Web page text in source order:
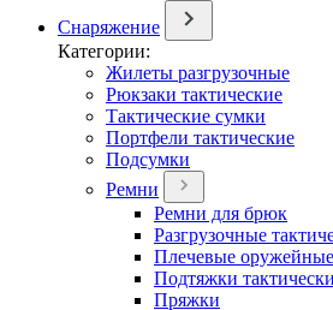
Снаряжение
Категории:
Жилеты разгрузочные
Рюкзаки тактические
Тактические сумки
Портфели тактические
Подсумки
Ремни
Ремни для брюк
Разгрузочные
Плечевые
Подтяжки
Пряжки